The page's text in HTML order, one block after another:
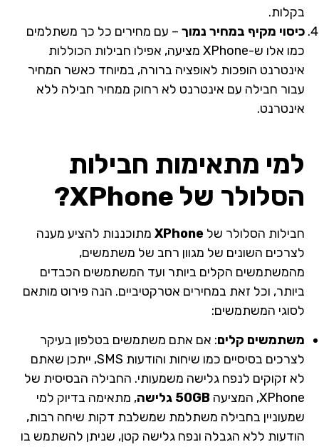
בקלות.
כיסוי מקיף במחיר נמוך – עם מחירים כל כך משתלמים
כמו אלו ש-XPhone מציעה, אפילו חבילות הכוללות
אינטרנט הופכות לאופציה ברורה, במיוחד כאשר המחיר
עבור חבילה עם אינטרנט לא רחוק ממחיר חבילה ללא
אינטרנט.
למי מתאימות חבילות
הסלולר של XPhone?
חבילות הסלולר של XPhone מתוכננות להציע מענה
לצרכים השונים של מגוון רחב של משתמשים,
מהמשתמשים הקלים ביותר ועד המשתמשים הכבדים
ביותר, וכל זאת במחירים אטרקטיביים. הנה פירוט מותאם
לסוגי המשתמשים:
משתמשים קלים: אם אתם משתמשים בטלפון בעיקר
לצרכים בסיסיים כמו שיחות והודעות SMS, ייתכן שאתם
לא זקוקים לנפח גלישה משמעותי. החבילה הבסיסית של
XPhone, המציעה
50GB גלישה
, מתאימה בדיוק למי
שמעוניין בחבילה משתלמת שמשלבת דקות שיחה רבות,
הודעות ללא הגבלה ונפח גלישה קטן, שניתן להשתמש בו